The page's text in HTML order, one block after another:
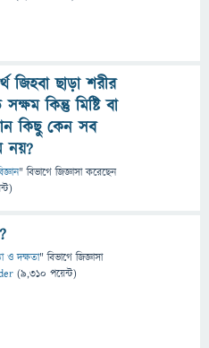
জিহবা ছাড়া শরীর
কিন্তু মিষ্টি বা
কিছু কেন সব
নয়?
" বিভাগে জিজ্ঞাসাকরেছেন
ও দক্ষতা" বিভাগে জিজ্ঞাসা
(9,310 পয়েন্ট)